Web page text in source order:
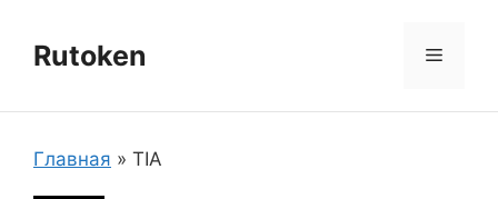
содержимому
Rutoken Меню
Главная » TIA